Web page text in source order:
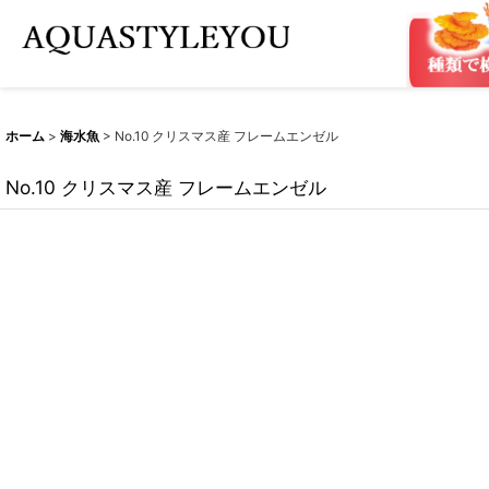
ホーム > 海水魚 > No.10 クリスマス産 フレームエンゼル
No.10 クリスマス産 フレームエンゼル